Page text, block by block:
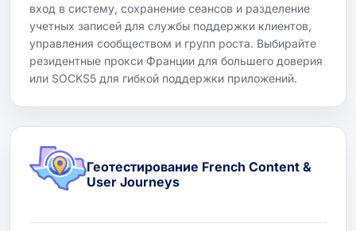
вход в систему, сохранение сеансов и разделение
учетных записей для службы поддержки клиентов,
управления сообществом и групп роста. Выбирайте
резидентные прокси Франции для большего доверия
или SOCKS5 для гибкой поддержки приложений.
Геотестирование French Content &
User Journeys